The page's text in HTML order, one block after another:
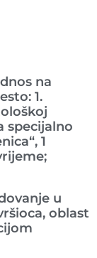
na
1.
specijalno
1
u
oblast